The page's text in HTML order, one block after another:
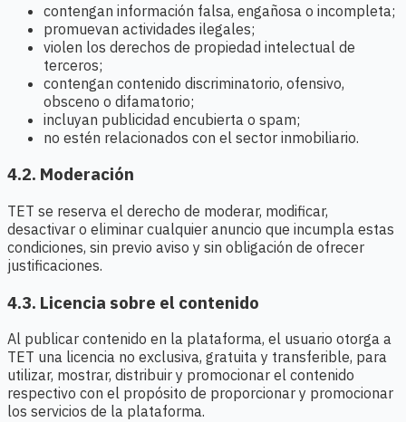
contengan información falsa, engañosa o incompleta;
promuevan actividades ilegales;
violen los derechos de propiedad intelectual de
terceros;
contengan contenido discriminatorio, ofensivo,
obsceno o difamatorio;
incluyan publicidad encubierta o spam;
no estén relacionados con el sector inmobiliario.
4.2. Moderación
TET se reserva el derecho de moderar, modificar,
desactivar o eliminar cualquier anuncio que incumpla estas
condiciones, sin previo aviso y sin obligación de ofrecer
justificaciones.
4.3. Licencia sobre el contenido
Al publicar contenido en la plataforma, el usuario otorga a
TET una licencia no exclusiva, gratuita y transferible, para
utilizar, mostrar, distribuir y promocionar el contenido
respectivo con el propósito de proporcionar y promocionar
los servicios de la plataforma.